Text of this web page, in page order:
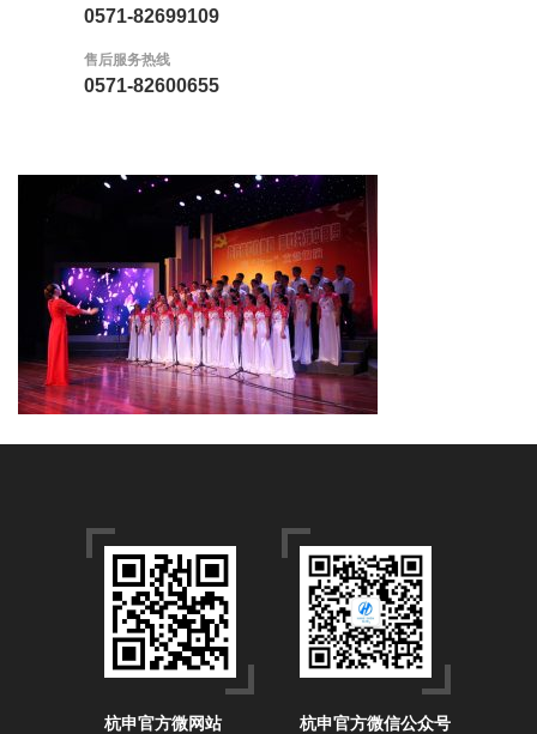
0571-82699109
售后服务热线
0571-82600655
杭申官方微网站 杭申官方微信公众号